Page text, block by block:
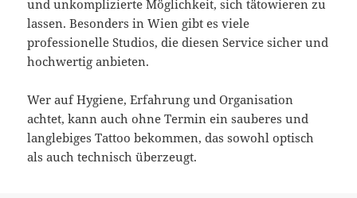
und unkomplizierte Möglichkeit, sich tätowieren zu
lassen. Besonders in Wien gibt es viele
professionelle Studios, die diesen Service sicher und
hochwertig anbieten.
Wer auf Hygiene, Erfahrung und Organisation
achtet, kann auch ohne Termin ein sauberes und
langlebiges Tattoo bekommen, das sowohl optisch
als auch technisch überzeugt.